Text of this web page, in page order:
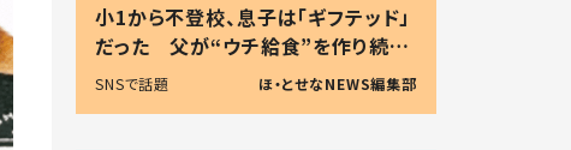
小1から不登校、息子は「ギフテッド」
だった 父が“ウチ給食”を作り続け
る理由とは #令和の親 #令和の子
SNSで話題 ほ・とせなNEWS編集部